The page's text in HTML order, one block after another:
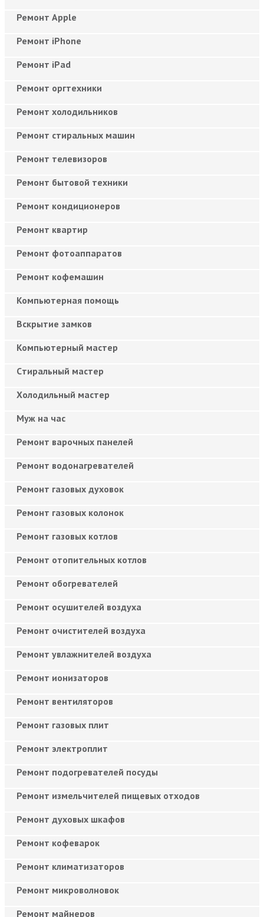
Ремонт Apple
Ремонт iPhone
Ремонт iPad
Ремонт оргтехники
Ремонт холодильников
Ремонт стиральных машин
Ремонт телевизоров
Ремонт бытовой техники
Ремонт кондиционеров
Ремонт квартир
Ремонт фотоаппаратов
Ремонт кофемашин
Компьютерная помощь
Вскрытие замков
Компьютерный мастер
Cтиральный мастер
Холодильный мастер
Муж на час
Ремонт варочных панелей
Ремонт водонагревателей
Ремонт газовых духовок
Ремонт газовых колонок
Ремонт газовых котлов
Ремонт отопительных котлов
Ремонт обогревателей
Ремонт осушителей воздуха
Ремонт очистителей воздуха
Ремонт увлажнителей воздуха
Ремонт ионизаторов
Ремонт вентиляторов
Ремонт газовых плит
Ремонт электроплит
Ремонт подогревателей посуды
Ремонт измельчителей пищевых отходов
Ремонт духовых шкафов
Ремонт кофеварок
Ремонт климатизаторов
Ремонт микроволновок
Ремонт майнеров